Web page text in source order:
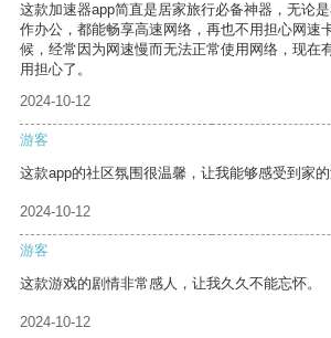
这款加速器app简直是居家旅行必备神器，无论
作办公，都能畅享高速网络，再也不用担心网速
候，经常因为网速慢而无法正常使用网络，现在
用担心了。
2024-10-12
游客
这款app的社区氛围很温馨，让我能够感受到家的
2024-10-12
游客
这款游戏的剧情非常感人，让我久久不能忘怀。
2024-10-12